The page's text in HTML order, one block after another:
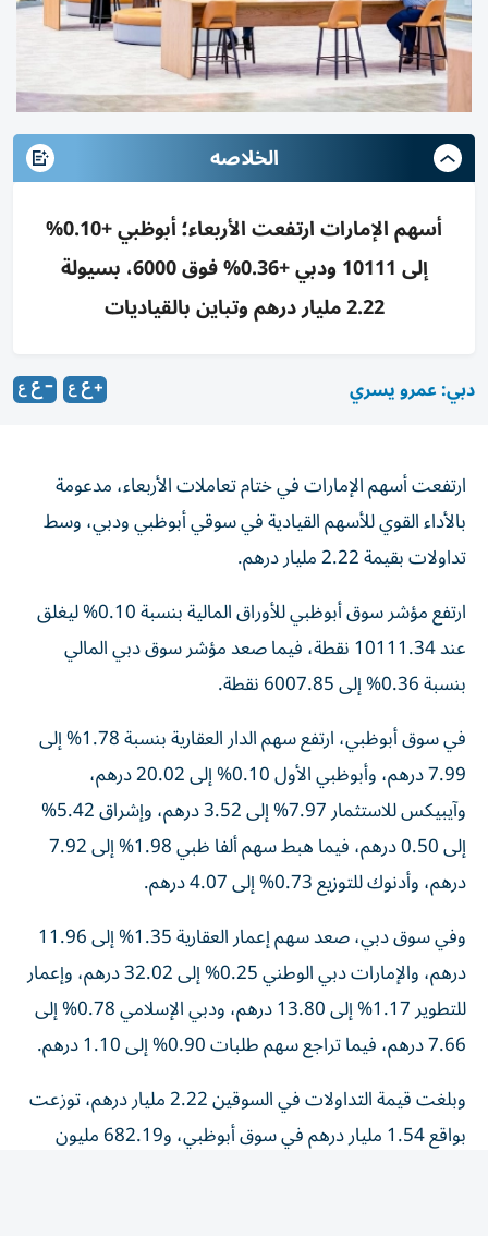
الخلاصه
أسهم الإمارات ارتفعت الأربعاء؛ أبوظبي +0.10%
إلى 10111 ودبي +0.36% فوق 6000، بسيولة
2.22 مليار درهم وتباين بالقياديات
دبي: عمرو يسري
ارتفعت أسهم الإمارات في ختام تعاملات الأربعاء، مدعومة
بالأداء القوي للأسهم القيادية في سوقي أبوظبي ودبي، وسط
تداولات بقيمة 2.22 مليار درهم.
عند 10111.34 نقطة، فيما صعد مؤشر سوق دبي المالي
بنسبة 0.36% إلى 6007.85 نقطة.
7.99 درهم، وأبوظبي الأول 0.10% إلى 20.02 درهم،
إلى 0.50 درهم، فيما هبط سهم ألفا ظبي 1.98% إلى 7.92
درهم، وأدنوك للتوزيع 0.73% إلى 4.07 درهم.
درهم، والإمارات دبي الوطني 0.25% إلى 32.02 درهم، وإعمار
للتطوير 1.17% إلى 13.80 درهم، ودبي الإسلامي 0.78% إلى
7.66 درهم، فيما تراجع سهم طلبات 0.90% إلى 1.10 درهم.
بواقع 1.54 مليار درهم في سوق أبوظبي، و682.19 مليون
درهم في سوق دبي، وجرى تداول 333.65 مليون سهم في